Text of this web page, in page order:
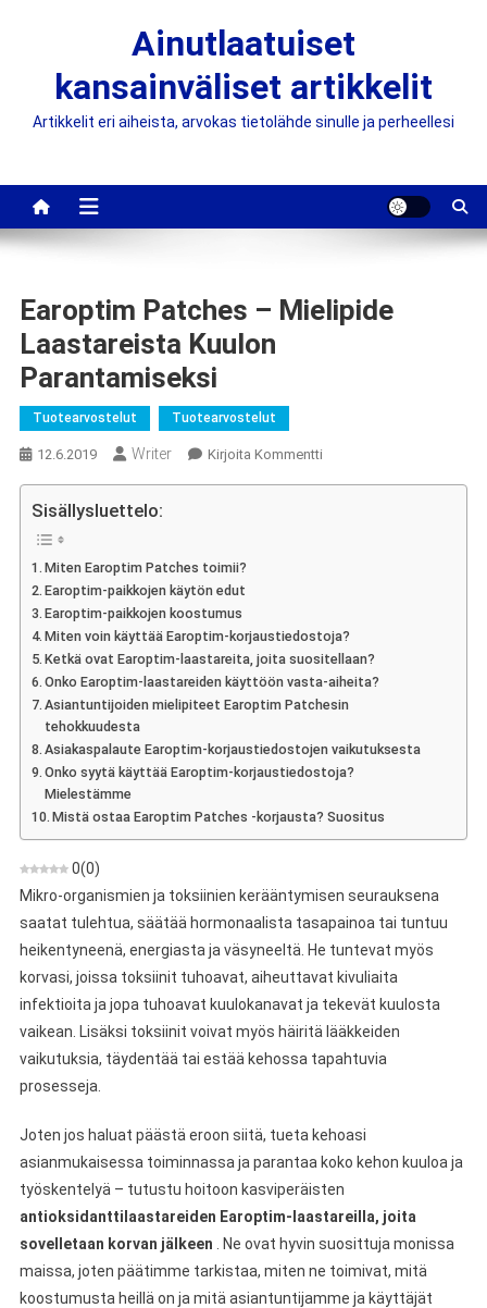
Ainutlaatuiset
kansainväliset artikkelit
Artikkelit eri aiheista, arvokas tietolähde sinulle ja perheellesi
Earoptim Patches – Mielipide
Laastareista Kuulon
Parantamiseksi
Tuotearvostelut Tuotearvostelut
12.6.2019 Writer Kirjoita KommenttiOn
Parantamiseksi
Sisällysluettelo:
Miten Earoptim Patches toimii?
Earoptim-paikkojen käytön edut
Earoptim-paikkojen koostumus
Miten voin käyttää Earoptim-korjaustiedostoja?
Ketkä ovat Earoptim-laastareita, joita suositellaan?
Onko Earoptim-laastareiden käyttöön vasta-aiheita?
Asiantuntijoiden mielipiteet Earoptim Patchesin
tehokkuudesta
Asiakaspalaute Earoptim-korjaustiedostojen vaikutuksesta
Onko syytä käyttää Earoptim-korjaustiedostoja?
Mielestämme
Mistä ostaa Earoptim Patches -korjausta? Suositus
0(0)
Mikro-organismien ja toksiinien kerääntymisen seurauksena
saatat tulehtua, säätää hormonaalista tasapainoa tai tuntuu
heikentyneenä, energiasta ja väsyneeltä. He tuntevat myös
korvasi, joissa toksiinit tuhoavat, aiheuttavat kivuliaita
infektioita ja jopa tuhoavat kuulokanavat ja tekevät kuulosta
vaikean. Lisäksi toksiinit voivat myös häiritä lääkkeiden
vaikutuksia, täydentää tai estää kehossa tapahtuvia
prosesseja.
Joten jos haluat päästä eroon siitä, tueta kehoasi
asianmukaisessa toiminnassa ja parantaa koko kehon kuuloa ja
työskentelyä – tutustu hoitoon kasviperäisten
antioksidanttilaastareiden Earoptim-laastareilla, joita
sovelletaan korvan jälkeen . Ne ovat hyvin suosittuja monissa
maissa, joten päätimme tarkistaa, miten ne toimivat, mitä
koostumusta heillä on ja mitä asiantuntijamme ja käyttäjät